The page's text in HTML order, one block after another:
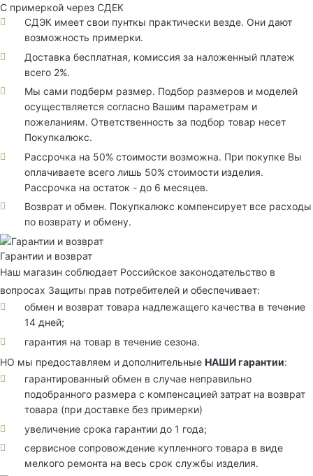
С примеркой через СДЕК
СДЭК имеет свои пунткы практически везде. Они дают
возможность примерки.
Доставка бесплатная, комиссия за наложенный платеж
всего 2%.
Мы сами подберм размер. Подбор размеров и моделей
осуществляется согласно Вашим параметрам и
пожеланиям. Ответственность за подбор товар несет
Покупкалюкс.
Рассрочка на 50% стоимости возможна. При покупке Вы
оплачиваете всего лишь 50% стоимости изделия.
Рассрочка на остаток - до 6 месяцев.
Возврат и обмен. Покупкалюкс компенсирует все расходы
по возврату и обмену.
Гарантии и возврат
Наш магазин соблюдает Российское законодательство в
вопросах Защиты прав потребителей и обеспечивает:
обмен и возврат товара надлежащего качества в течение
14 дней;
гарантия на товар в течение сезона.
НО мы предоставляем и дополнительные НАШИ гарантии:
гарантированный обмен в случае неправильно
подобранного размера с компенсацией затрат на возврат
товара (при доставке без примерки)
увеличение срока гарантии до 1 года;
сервисное сопровождение купленного товара в виде
мелкого ремонта на весь срок службы изделия.